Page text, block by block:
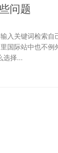
问题
入关键词检索自
国际站中也不例
选择...